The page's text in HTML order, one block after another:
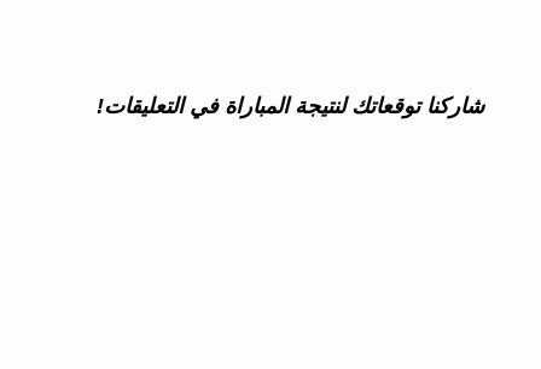
شاركنا توقعاتك لنتيجة المباراة في التعليقات!